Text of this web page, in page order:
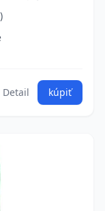
Detail kúpiť